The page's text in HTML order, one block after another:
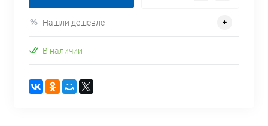
Нашли дешевле
В наличии